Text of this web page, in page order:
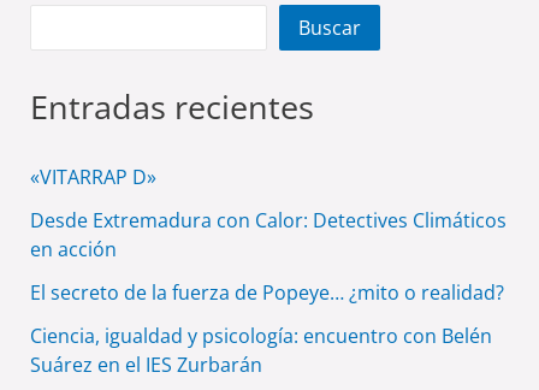
Buscar
Entradas recientes
«VITARRAP D»
Desde Extremadura con Calor: Detectives Climáticos
en acción
El secreto de la fuerza de Popeye… ¿mito o realidad?
Ciencia, igualdad y psicología: encuentro con Belén
Suárez en el IES Zurbarán